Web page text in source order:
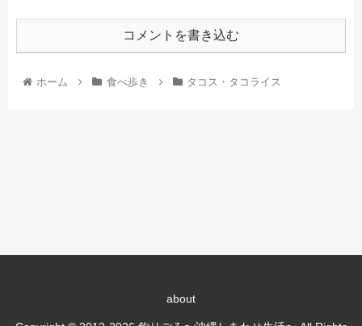
コメントを書き込む
ホーム 食べ歩き タコス・タコライス
about